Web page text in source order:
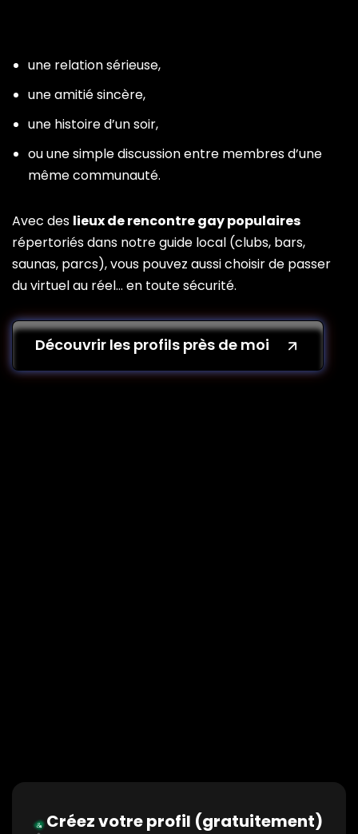
une relation sérieuse,
une amitié sincère,
une histoire d’un soir,
ou une simple discussion entre membres d’une
même communauté.
Avec des lieux de rencontre gay populaires
répertoriés dans notre guide local (clubs, bars,
saunas, parcs), vous pouvez aussi choisir de passer
du virtuel au réel… en toute sécurité.
Découvrir les profils près de moi
Créez votre profil (gratuitement)